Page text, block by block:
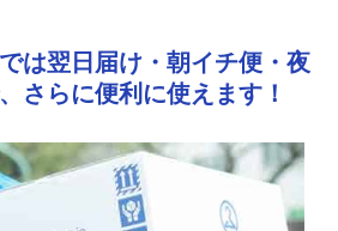
は翌日届け・朝イチ便・夜
さらに便利に使えます！